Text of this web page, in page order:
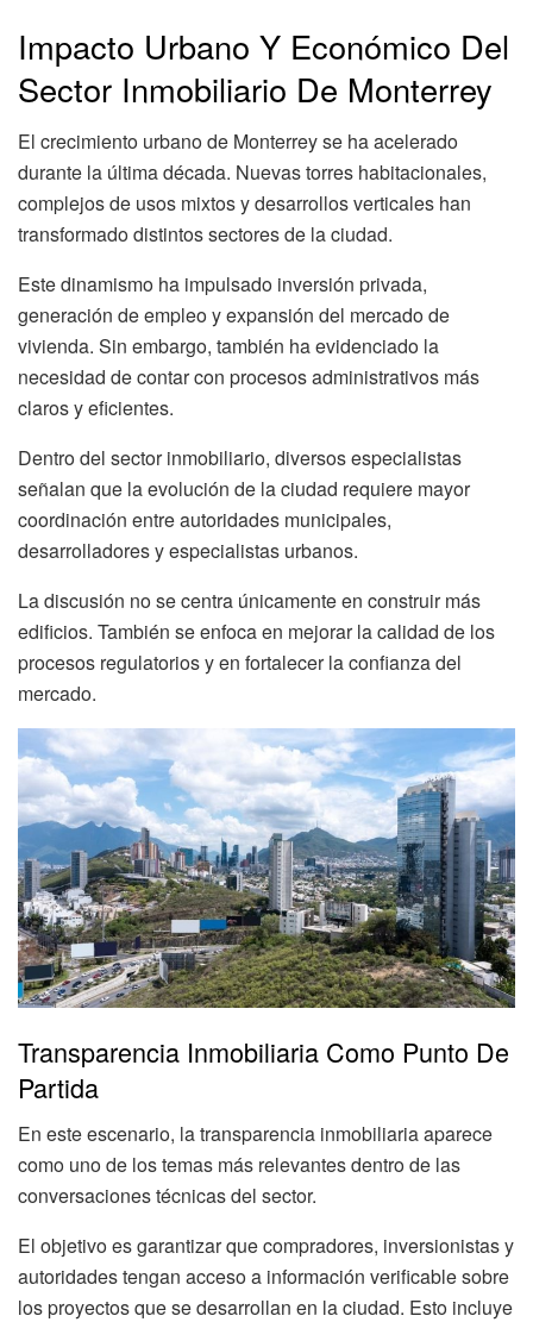
Impacto Urbano Y Económico Del
Sector Inmobiliario De Monterrey
El crecimiento urbano de Monterrey se ha acelerado
durante la última década. Nuevas torres habitacionales,
complejos de usos mixtos y desarrollos verticales han
transformado distintos sectores de la ciudad.
Este dinamismo ha impulsado inversión privada,
generación de empleo y expansión del mercado de
vivienda. Sin embargo, también ha evidenciado la
necesidad de contar con procesos administrativos más
claros y eficientes.
Dentro del sector inmobiliario, diversos especialistas
señalan que la evolución de la ciudad requiere mayor
coordinación entre autoridades municipales,
desarrolladores y especialistas urbanos.
La discusión no se centra únicamente en construir más
edificios. También se enfoca en mejorar la calidad de los
procesos regulatorios y en fortalecer la confianza del
mercado.
Transparencia Inmobiliaria Como Punto De
Partida
En este escenario, la transparencia inmobiliaria aparece
como uno de los temas más relevantes dentro de las
conversaciones técnicas del sector.
El objetivo es garantizar que compradores, inversionistas y
autoridades tengan acceso a información verificable sobre
los proyectos que se desarrollan en la ciudad. Esto incluye